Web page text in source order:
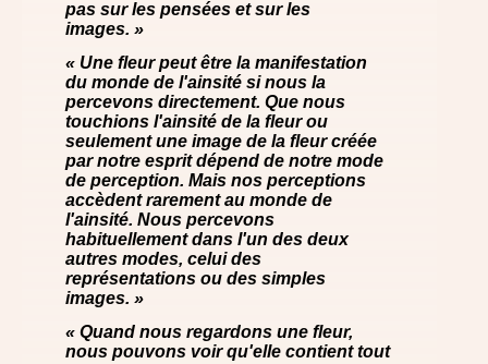
pas sur les pensées et sur les
images. »
« Une fleur peut être la manifestation
du monde de l'ainsité si nous la
percevons directement. Que nous
touchions l'ainsité de la fleur ou
seulement une image de la fleur créée
par notre esprit dépend de notre mode
de perception. Mais nos perceptions
accèdent rarement au monde de
l'ainsité. Nous percevons
habituellement dans l'un des deux
autres modes, celui des
représentations ou des simples
images. »
« Quand nous regardons une fleur,
nous pouvons voir qu'elle contient tout